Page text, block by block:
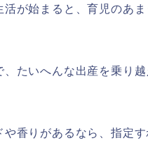
活が始まると、育児のあ
、たいへんな出産を乗り
香りがあるなら、指定す